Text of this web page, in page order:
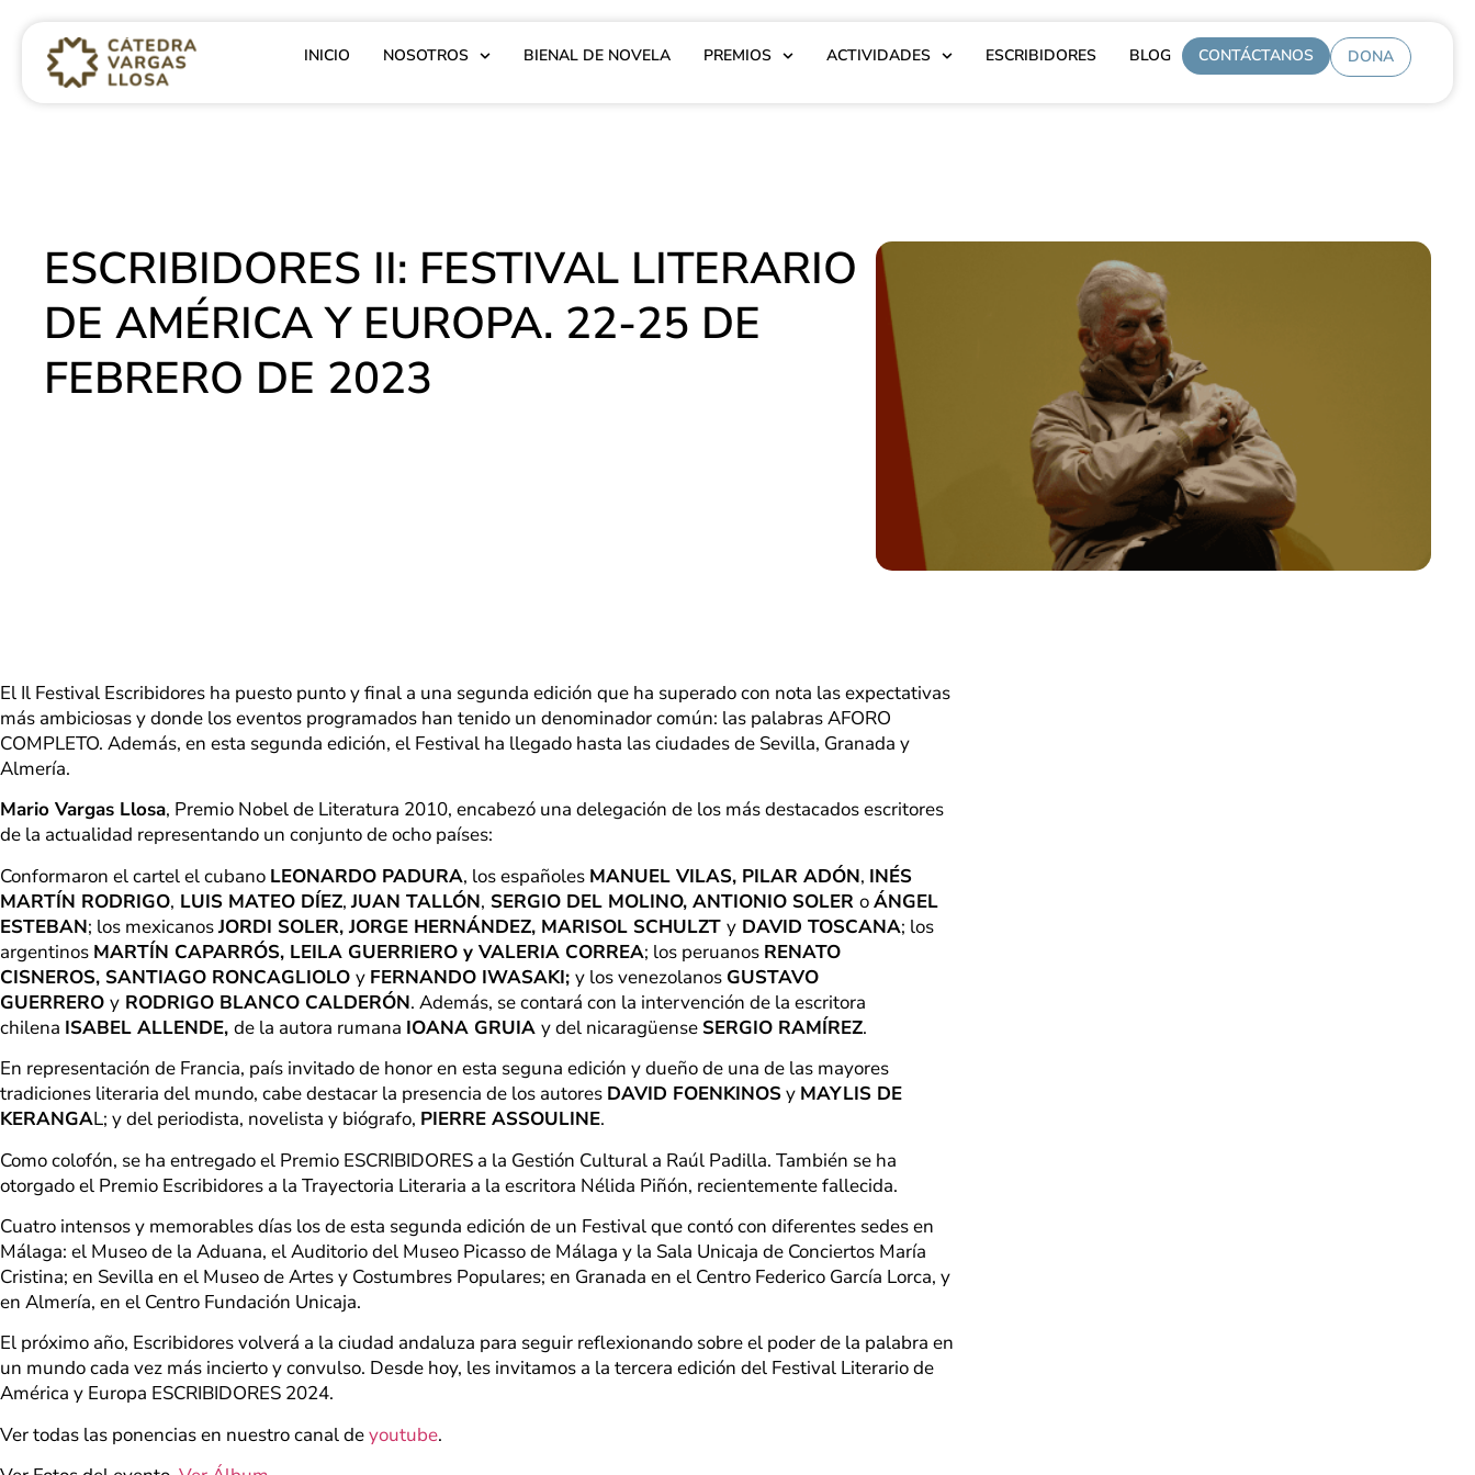
INICIO NOSOTROS BIENAL DE NOVELA PREMIOS ACTIVIDADES ESCRIBIDORES BLOG CONTÁCTANOS DONA
ESCRIBIDORES II: FESTIVAL LITERARIO
DE AMÉRICA Y EUROPA. 22-25 DE
FEBRERO DE 2023
El Il Festival Escribidores ha puesto punto y final a una segunda edición que ha superado con nota las expectativas
más ambiciosas y donde los eventos programados han tenido un denominador común: las palabras AFORO
COMPLETO. Además, en esta segunda edición, el Festival ha llegado hasta las ciudades de Sevilla, Granada y
Almería.
Mario Vargas Llosa, Premio Nobel de Literatura 2010, encabezó una delegación de los más destacados escritores
de la actualidad representando un conjunto de ocho países:
Conformaron el cartel el cubano LEONARDO PADURA, los españoles MANUEL VILAS, PILAR ADÓN, INÉS
MARTÍN RODRIGO, LUIS MATEO DÍEZ, JUAN TALLÓN, SERGIO DEL MOLINO, ANTIONIO SOLER oÁNGEL
ESTEBAN; los mexicanosJORDI SOLER, JORGE HERNÁNDEZ, MARISOL SCHULZT y DAVID TOSCANA; los
argentinos MARTÍN CAPARRÓS, LEILA GUERRIERO y VALERIA CORREA; los peruanos RENATO
CISNEROS, SANTIAGO RONCAGLIOLO y FERNANDO IWASAKI; y los venezolanos GUSTAVO
GUERRERO y RODRIGO BLANCO CALDERÓN. Además, se contará con la intervención de la escritora
chilena ISABEL ALLENDE, de la autora rumana IOANA GRUIA y del nicaragüense SERGIO RAMÍREZ.
En representación de Francia, país invitado de honor en esta seguna edición y dueño de una de las mayores
tradiciones literaria del mundo, cabe destacar la presencia de los autores DAVID FOENKINOSy MAYLIS DE
KERANGAL; y del periodista, novelista y biógrafo, PIERRE ASSOULINE.
Como colofón, se ha entregado el Premio ESCRIBIDORES a la Gestión Cultural a Raúl Padilla. También se ha
otorgado el Premio Escribidores a la Trayectoria Literaria a la escritora Nélida Piñón, recientemente fallecida.
Cuatro intensos y memorables días los de esta segunda edición de un Festival que contó con diferentes sedes en
Málaga: el Museo de la Aduana, el Auditorio del Museo Picasso de Málaga y la Sala Unicaja de Conciertos María
Cristina; en Sevilla en el Museo de Artes y Costumbres Populares; en Granada en el Centro Federico García Lorca, y
en Almería, en el Centro Fundación Unicaja.
El próximo año, Escribidores volverá a la ciudad andaluza para seguir reflexionando sobre el poder de la palabra en
un mundo cada vez más incierto y convulso. Desde hoy, les invitamos a la tercera edición del Festival Literario de
América y Europa ESCRIBIDORES 2024.
Ver todas las ponencias en nuestro canal deyoutube.